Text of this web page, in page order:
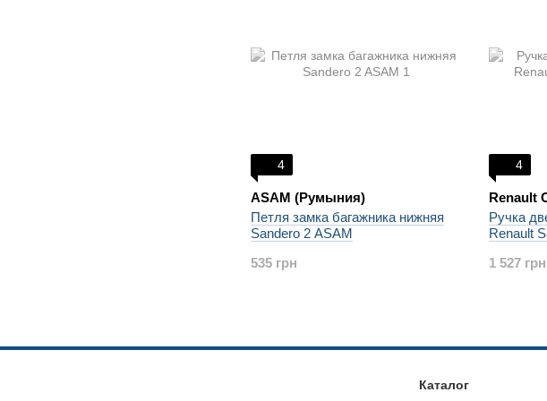
4
ASAM (Румыния)
Петля замка багажника нижняя
Sandero 2 ASAM
535 грн
4
Renault
Ручка
Renault
1 527 грн
Каталог